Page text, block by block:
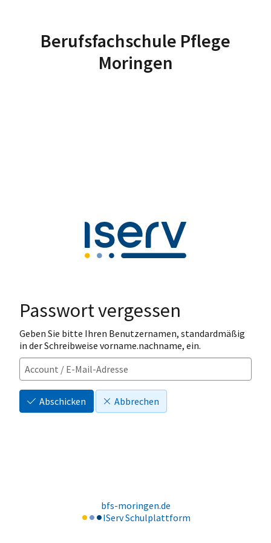
Berufsfachschule Pflege
Moringen
Passwort vergessen
Geben Sie bitte Ihren Benutzernamen, standardmäßig
in der Schreibweise vorname.nachname, ein.
Abschicken Abbrechen
bfs-moringen.de
IServ Schulplattform